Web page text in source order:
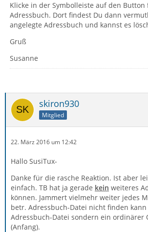
Klicke in der Symbolleiste auf den Button
Adressbuch. Dort findest Du dann
angelegte Adressbuch und kannst es
Gruß
Susanne
skiron930
Mitglied
22. März 2016 um 12:42
Hallo SusiTux-
Danke für die rasche Reaktion. Ist aber
einfach. TB hat ja gerade kein weiteres
können. Jammert vielmehr weiter jedes
betr. Adressbuch-Datei nicht finden
Adressbuch-Datei sondern ein ordinärer
(Anfang).